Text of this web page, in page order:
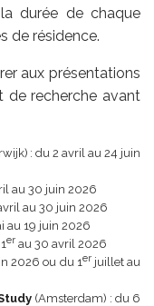
durée de chaque
de résidence.
aux présentations
de recherche avant
: du 2 avril au 24 juin
au 30 juin 2026
au 30 juin 2026
au 19 juin 2026
er au 30 avril 2026
2026 ou du 1er juillet au
(Amsterdam) : du 6